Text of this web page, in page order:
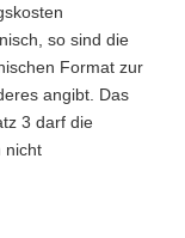
so sind die
Format zur
angibt. Das
3 darf die
nicht